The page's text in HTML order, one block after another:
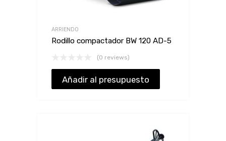
ARRIENDO
Rodillo compactador BW 120 AD-5
(0 reviews)
Añadir al presupuesto